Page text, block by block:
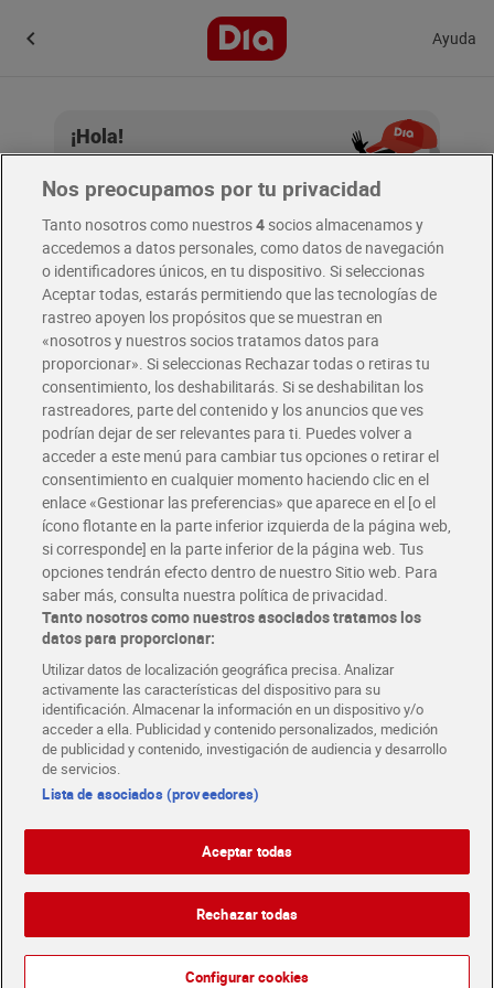
Ayuda
¡Hola!
Introduce tu email.
Email
Continuar
Nos preocupamos por tu privacidad
Tanto nosotros como nuestros4socios almacenamos y
accedemos a datos personales, como datos de navegación
o identificadores únicos, en tu dispositivo. Si seleccionas
Aceptar todas, estarás permitiendo que las tecnologías de
rastreo apoyen los propósitos que se muestran en
«nosotros y nuestros socios tratamos datos para
proporcionar». Si seleccionas Rechazar todas o retiras tu
consentimiento, los deshabilitarás. Si se deshabilitan los
rastreadores, parte del contenido y los anuncios que ves
podrían dejar de ser relevantes para ti. Puedes volver a
acceder a este menú para cambiar tus opciones o retirar el
consentimiento en cualquier momento haciendo clic en el
enlace «Gestionar las preferencias» que aparece en el [o el
ícono flotante en la parte inferior izquierda de la página web,
si corresponde] en la parte inferior de la página web. Tus
opciones tendrán efecto dentro de nuestro Sitio web. Para
saber más, consulta nuestra política de privacidad.
Tanto nosotros como nuestros asociados tratamos los
datos para proporcionar:
Utilizar datos de localización geográfica precisa. Analizar
activamente las características del dispositivo para su
identificación. Almacenar la información en un dispositivo y/o
acceder a ella. Publicidad y contenido personalizados, medición
de publicidad y contenido, investigación de audiencia y desarrollo
de servicios.
Lista de asociados (proveedores)
Aceptar todas
Rechazar todas
Configurar cookies